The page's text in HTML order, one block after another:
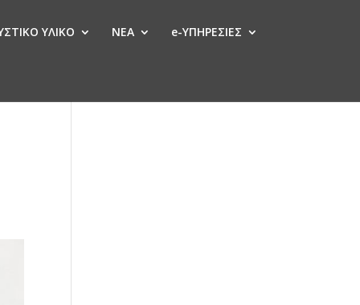
ΥΛΙΚΟ ΝΕΑ e-ΥΠΗΡΕΣΙΕΣ